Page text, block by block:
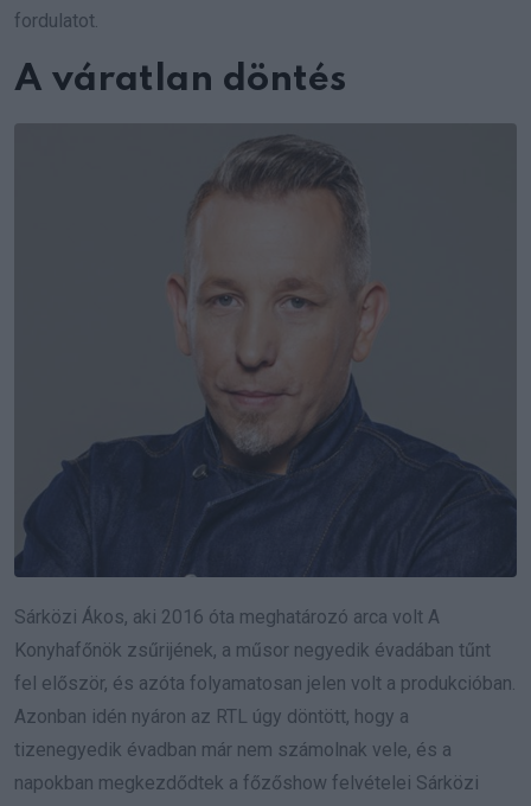
fordulatot.
A váratlan döntés
Sárközi Ákos, aki 2016 óta meghatározó arca volt A
Konyhafőnök zsűrijének, a műsor negyedik évadában tűnt
fel először, és azóta folyamatosan jelen volt a produkcióban.
Azonban idén nyáron az RTL úgy döntött, hogy a
tizenegyedik évadban már nem számolnak vele, és a
napokban megkezdődtek a főzőshow felvételei Sárközi